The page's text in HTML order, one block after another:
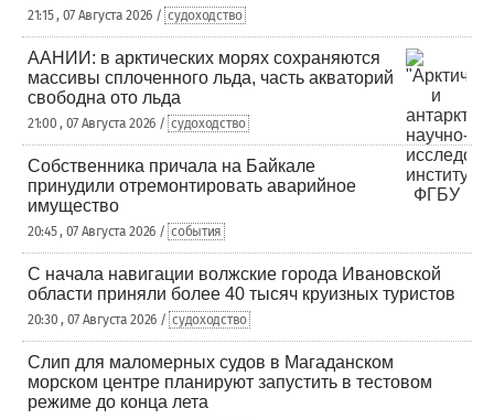
21:15 , 07 Августа 2026 / судоходство
ААНИИ: в арктических морях сохраняются
массивы сплоченного льда, часть акваторий
свободна ото льда
21:00 , 07 Августа 2026 / судоходство
Собственника причала на Байкале
принудили отремонтировать аварийное
имущество
20:45 , 07 Августа 2026 / события
С начала навигации волжские города Ивановской
области приняли более 40 тысяч круизных туристов
20:30 , 07 Августа 2026 / судоходство
Слип для маломерных судов в Магаданском
морском центре планируют запустить в тестовом
режиме до конца лета